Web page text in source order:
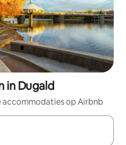
in Dugald
accommodaties op Airbnb
zijn, maak je een keuze